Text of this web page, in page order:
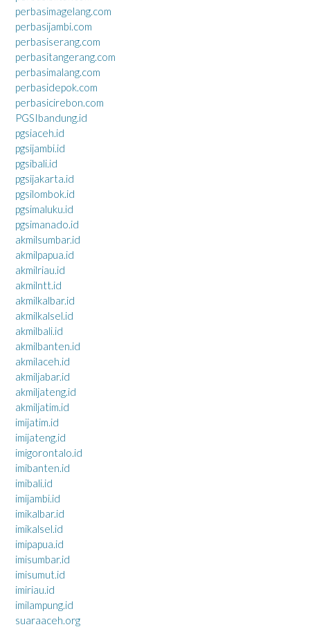
perbasimagelang.com
perbasijambi.com
perbasiserang.com
perbasitangerang.com
perbasimalang.com
perbasidepok.com
perbasicirebon.com
PGSIbandung.id
pgsiaceh.id
pgsijambi.id
pgsibali.id
pgsijakarta.id
pgsilombok.id
pgsimaluku.id
pgsimanado.id
akmilsumbar.id
akmilpapua.id
akmilriau.id
akmilntt.id
akmilkalbar.id
akmilkalsel.id
akmilbali.id
akmilbanten.id
akmilaceh.id
akmiljabar.id
akmiljateng.id
akmiljatim.id
imijatim.id
imijateng.id
imigorontalo.id
imibanten.id
imibali.id
imijambi.id
imikalbar.id
imikalsel.id
imipapua.id
imisumbar.id
imisumut.id
imiriau.id
imilampung.id
suaraaceh.org